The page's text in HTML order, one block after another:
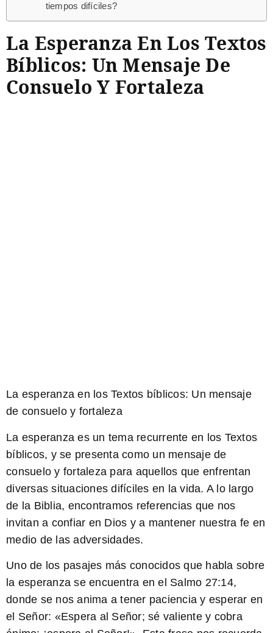
tiempos difíciles?
La Esperanza En Los Textos
Bíblicos: Un Mensaje De
Consuelo Y Fortaleza
La esperanza en los Textos bíblicos: Un mensaje
de consuelo y fortaleza
La esperanza es un tema recurrente en los Textos
bíblicos, y se presenta como un mensaje de
consuelo y fortaleza para aquellos que enfrentan
diversas situaciones difíciles en la vida. A lo largo
de la Biblia, encontramos referencias que nos
invitan a confiar en Dios y a mantener nuestra fe en
medio de las adversidades.
Uno de los pasajes más conocidos que habla sobre
la esperanza se encuentra en el Salmo 27:14,
donde se nos anima a tener paciencia y esperar en
el Señor: «Espera al Señor; sé valiente y cobra